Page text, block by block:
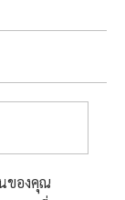
ของคุณ